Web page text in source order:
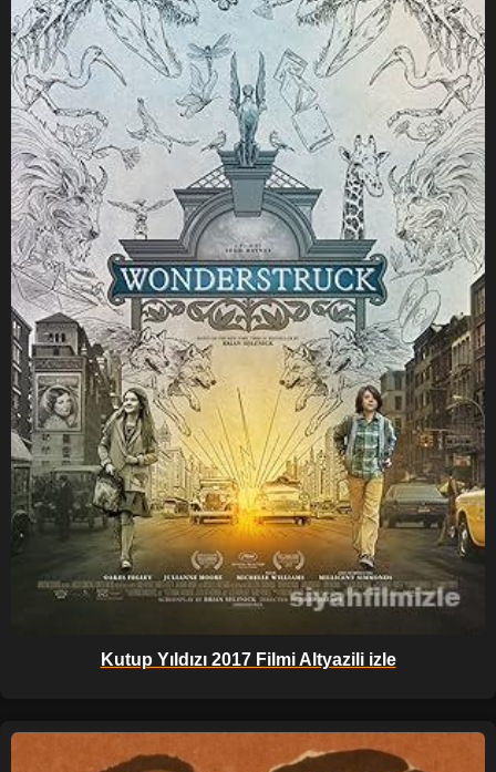
Kutup Yıldızı 2017 Filmi Altyazili izle